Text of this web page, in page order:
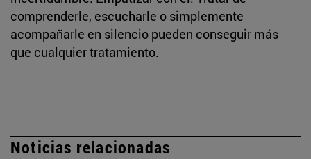
comprenderle, escucharle o simplemente
acompañarle en silencio pueden conseguir más
que cualquier tratamiento.
Noticias relacionadas